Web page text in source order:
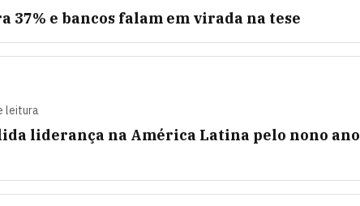
37% e bancos falam em virada na tese
leitura
liderança na América Latina pelo nono ano